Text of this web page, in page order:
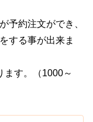
予約注文ができ、
する事が出来ま
ます。（1000～